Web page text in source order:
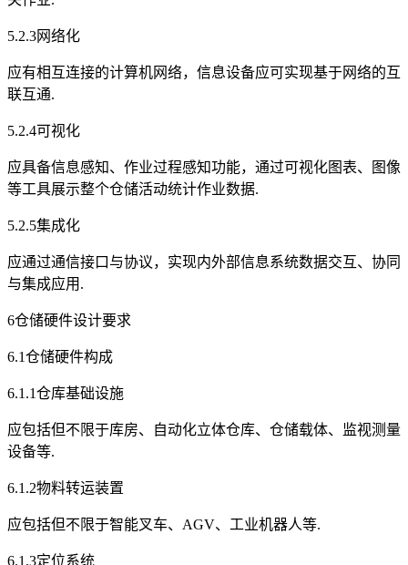
5.2.3网络化
应有相互连接的计算机网络，信息设备应可实现基于网络的互
联互通.
5.2.4可视化
应具备信息感知、作业过程感知功能，通过可视化图表、图像
等工具展示整个仓储活动统计作业数据.
5.2.5集成化
应通过通信接口与协议，实现内外部信息系统数据交互、协同
与集成应用.
6仓储硬件设计要求
6.1仓储硬件构成
6.1.1仓库基础设施
应包括但不限于库房、自动化立体仓库、仓储载体、监视测量
设备等.
6.1.2物料转运装置
应包括但不限于智能叉车、AGV、工业机器人等.
6.1.3定位系统